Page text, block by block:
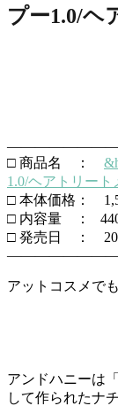
プー1.0/ヘ
□ 商品名 ：
1.0/ヘアトリート
□ 本体価格：
□ 内容量 ：
□ 発売日 ：
アットコスメで
アンドハニーは
して作られたナ